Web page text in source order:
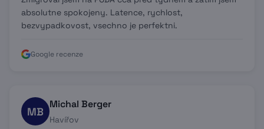
absolutne spokojeny. Latence, rychlost,
bezvypadkovost, vsechno je perfektni.
Google recenze
MB
Michal Berger
Havířov